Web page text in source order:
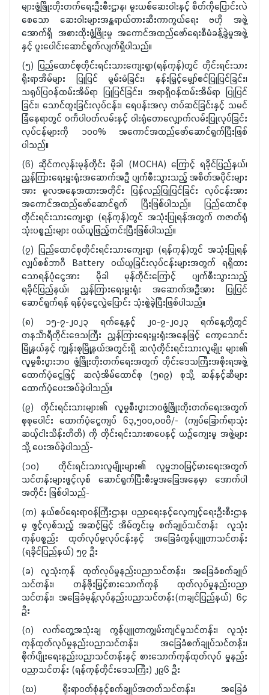
များဖွံ့ဖြိုးတိုးတက်ရေးဦးစီးဌာန၊ မူးယစ်ဆေးဝါးနှင့် စိတ်ကိုပြောင်းလဲ
စေသော ဆေးဝါးများအန္တရာယ်တားဆီးကာကွယ်ရေး ဗဟို အဖွဲ့
အောက်ရှိ အစားထိုးဖွံ့ဖြိုးမှု အကောင်အထည်ဖော်ရေးစီမံခန့်ခွဲမှုအဖွဲ့
နှင့် ပူးပေါင်းဆောင်ရွက်လျက်ရှိပါသည်။
(၅) ပြည်ထောင်စုတိုင်းရင်းသားကျေးရွာ(ရန်ကုန်)တွင် တိုင်းရင်းသား
ရိုးရာအိမ်များ ပြုပြင် မွမ်းမံခြင်း၊ နန်းမြှင့်မျှော်စင်ပြုပြင်ခြင်း၊
သရုပ်ပြဝန်ထမ်းအိမ်ရာ ပြုပြင်ခြင်း၊ အရာရှိဝန်ထမ်းအိမ်ရာ ပြုပြင်
ခြင်း၊ သောင်တူးခြင်းလုပ်ငန်း၊ ရေပန်းအလှ တပ်ဆင်ခြင်းနှင့် သမင်
ခြံနေရာတွင် ဝင်္ကပါပတ်လမ်းနှင့် ဝါးရုံတောလျှောက်လမ်းပြုလုပ်ခြင်း
လုပ်ငန်များကို ၁၀၀% အကောင်အထည်ဖော်ဆောင်ရွက်ပြီးဖြစ်
ပါသည်။
(၆) ဆိုင်ကလုန်းမုန်တိုင်း မိုခါ (MOCHA) ကြောင့် ရခိုင်ပြည်နယ်၊
ညွှန်ကြားရေးမှူးရုံးအဆောက်အဦ ပျက်စီးသွားသည့် အစိတ်အပိုင်းများ
အား မူလအနေအထားအတိုင်း ပြန်လည်ပြုပြင်ခြင်း လုပ်ငန်းအား
အကောင်အထည်ဖော်ဆောင်ရွက် ပြီးဖြစ်ပါသည်။ ပြည်ထောင်စု
တိုင်းရင်းသားကျေးရွာ (ရန်ကုန်)တွင် အသုံးပြုရန်အတွက် ကဇာတ်ရုံ
သုံးပစ္စည်းများ ဝယ်ယူဖြည့်တင်းပြီးဖြစ်ပါသည်။
(၇) ပြည်ထောင်စုတိုင်းရင်းသားကျေးရွာ (ရန်ကုန်)တွင် အသုံးပြုရန်
လျှပ်စစ်ဘာဂီ Battery ဝယ်ယူခြင်းလုပ်ငန်းများအတွက် ရရှိထား
သောရန်ပုံငွေအား မိုခါ မုန်တိုင်းကြောင့် ပျက်စီးသွားသည့်
ရခိုင်ပြည်နယ်၊ ညွှန်ကြားရေးမှူးရုံး အဆောက်အဦအား ပြုပြင်
ဆောင်ရွက်ရန် ရန်ပုံငွေလွှဲပြောင်း သုံးစွဲခဲ့ပြီးဖြစ်ပါသည်။
(၈) ၁၅-၇-၂၀၂၃ ရက်နေ့နှင့် ၂၀-၇-၂၀၂၃ ရက်နေ့တို့တွင်
တနင်္သာရီတိုင်းဒေသကြီး ညွှန်ကြားရေးမှူးရုံးအနေဖြင့် ကော့သောင်း
မြို့နယ်နှင့် ကျွန်းစုမြို့နယ်အတွင်းရှိ ဆလုံတိုင်းရင်းသားလူမျိုး များ၏
လူမှုစီးပွားဘဝ ဖွံ့ဖြိုးတိုးတက်ရေးအတွက် တိုင်းဒေသကြီးအစိုးရအဖွဲ့
ထောက်ပံ့ငွေဖြင့် ဆလုံအိမ်ထောင်စု (၅၈၉) စုသို့ ဆန်နှင့်ဆီများ
ထောက်ပံ့ပေးအပ်ခဲ့ပါသည်။
(၉) တိုင်းရင်းသားများ၏ လူမှုစီးပွားဘဝဖွံ့ဖြိုးတိုးတက်ရေးအတွက်
စုစုပေါင်း ထောက်ပံ့ငွေကျပ် ၆၃,၅၀၀,၀၀ဝိ/- (ကျပ်ခြောက်ရာသုံး
ဆယ့်ငါးသိန်းတိတိ) ကို တိုင်းရင်းသားစာပေနှင့် ယဉ်ကျေးမှု အဖွဲ့များ
သို့ ပေးအပ်ခဲ့ပါသည်-
(၁၀) တိုင်းရင်းသားလူမျိုးများ၏ လူမှုဘဝမြင့်မားရေးအတွက်
သင်တန်းများဖွင့်လှစ် ဆောင်ရွက်ပြီးစီးမှုအခြေအနေမှာ အောက်ပါ
အတိုင်း ဖြစ်ပါသည်-
(က) နယ်စပ်ရေးရာဝန်ကြီးဌာန၊ ပညာရေးနှင့်လေ့ကျင့်ရေးဦးစီးဌာန
မှ ဖွင့်လှစ်သည့် အဆင့်မြင့် အိမ်တွင်းမှု စက်ချုပ်သင်တန်း လူသုံး
ကုန်ပစ္စည်း ထုတ်လုပ်မှုလုပ်ငန်းနှင့် အခြေခံကွန်ပျူတာသင်တန်း
(ရခိုင်ပြည်နယ်) ၅၇ ဦး
(ခ) လူသုံးကုန် ထုတ်လုပ်မှုနည်းပညာသင်တန်း၊ အခြေခံစက်ချုပ်
သင်တန်း၊ တန်ဖိုးမြှင့်စားသောက်ကုန် ထုတ်လုပ်မှုနည်းပညာ
သင်တန်း၊ အခြေခံမုန့်လုပ်နည်းပညာသင်တန်း(ကချင်ပြည်နယ်) ၆၄
ဦး
(ဂ) လက်တွေ့အသုံးချ ကွန်ပျူတာကျွမ်းကျင်မှုသင်တန်း၊ လူသုံး
ကုန်ထုတ်လုပ်မှုနည်းပညာသင်တန်း၊ အခြေခံစက်ချုပ်သင်တန်း၊
စိုက်ပျိုးရေးနည်းပညာသင်တန်းနှင့် စားသောက်ကုန်ထုတ်လုပ် မှုနည်း
ပညာသင်တန်း (ရန်ကုန်တိုင်းဒေသကြီး) ၂၉၆ ဦး
(ဃ) ရိုးရာဝတ်စုံနှင့်စက်ချုပ်အတတ်သင်တန်း၊ အခြေခံ